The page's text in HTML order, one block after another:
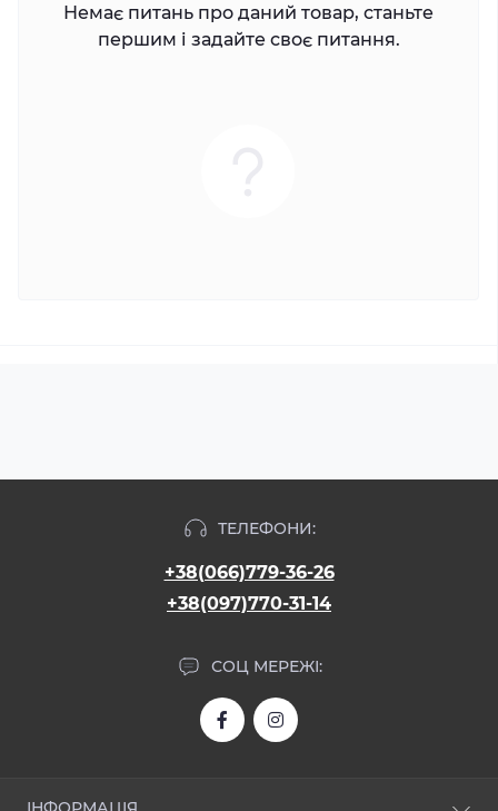
Немає питань про даний товар, станьте
першим і задайте своє питання.
ТЕЛЕФОНИ:
+38(066)779-36-26
+38(097)770-31-14
СОЦ МЕРЕЖІ: